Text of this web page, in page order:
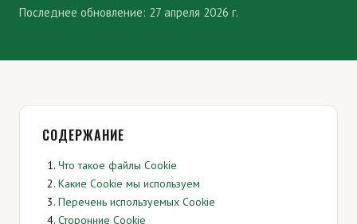
Последнее обновление: 27 апреля 2026 г.
СОДЕРЖАНИЕ
Что такое файлы Cookie
Какие Cookie мы используем
Перечень используемых Cookie
Сторонние Cookie